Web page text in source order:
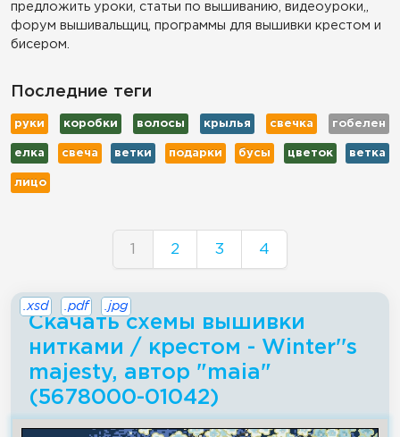
предложить уроки, статьи по вышиванию, видеоуроки,,
форум вышивальщиц, программы для вышивки крестом и
бисером.
Последние теги
руки коробки волосы крылья свечка гобелен
елка свеча ветки подарки бусы цветок ветка
лицо
1 2 3 4
Скачать схемы вышивки
нитками / крестом - Winter''s
majesty, автор "maia"
(5678000-01042)
.xsd .pdf .jpg